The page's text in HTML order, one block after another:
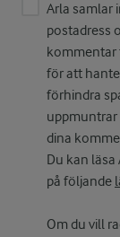
Arla samlar
postadress
kommentar
för att
förhindra
dina
Du kan
på följande
Om du vill